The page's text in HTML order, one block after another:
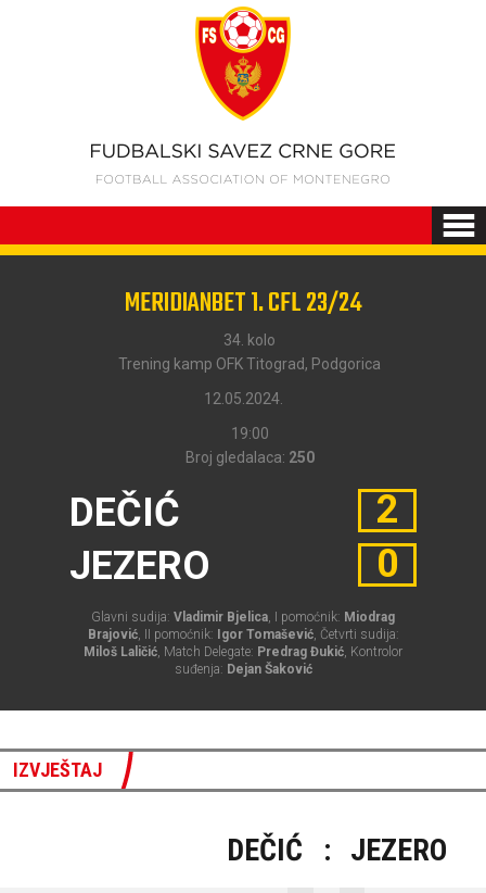
MERIDIANBET 1. CFL 23/24
34. kolo
Trening kamp OFK Titograd, Podgorica
12.05.2024.
19:00
Broj gledalaca: 250
DEČIĆ
JEZERO
2
0
Glavni sudija: Vladimir Bjelica, I pomoćnik: Miodrag
Brajović, II pomoćnik: Igor Tomašević, Četvrti sudija:
Miloš Laličić, Match Delegate: Predrag Đukić, Kontrolor
suđenja: Dejan Šaković
IZVJEŠTAJ
DEČIĆ : JEZERO